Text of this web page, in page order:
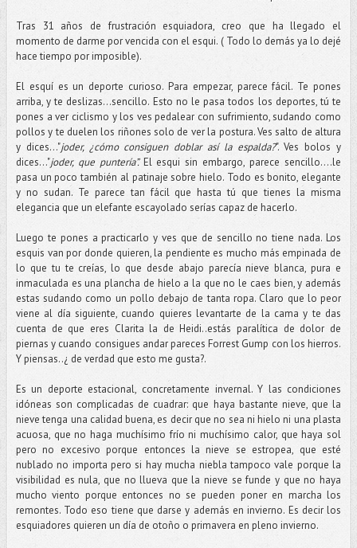
Tras 31 años de frustración esquiadora, creo que ha llegado el
momento de darme por vencida con el esqui. ( Todo lo demás ya lo dejé
hace tiempo por imposible).
El esquí es un deporte curioso. Para empezar, parece fácil. Te pones
arriba, y te deslizas…sencillo. Esto no le pasa todos los deportes, tú te
pones a ver ciclismo y los ves pedalear con sufrimiento, sudando como
pollos y te duelen los riñones solo de ver la postura. Ves salto de altura
y dices…"joder, ¿cómo consiguen doblar así la espalda?". Ves bolos y
dices…"joder, que puntería”. El esqui sin embargo, parece sencillo….le
pasa un poco también al patinaje sobre hielo. Todo es bonito, elegante
y no sudan. Te parece tan fácil que hasta tú que tienes la misma
elegancia que un elefante escayolado serías capaz de hacerlo.
Luego te pones a practicarlo y ves que de sencillo no tiene nada. Los
esquis van por donde quieren, la pendiente es mucho más empinada de
lo que tu te creías, lo que desde abajo parecía nieve blanca, pura e
inmaculada es una plancha de hielo a la que no le caes bien, y además
estas sudando como un pollo debajo de tanta ropa. Claro que lo peor
viene al día siguiente, cuando quieres levantarte de la cama y te das
cuenta de que eres Clarita la de Heidi..estás paralítica de dolor de
piernas y cuando consigues andar pareces Forrest Gump con los hierros.
Y piensas..¿ de verdad que esto me gusta?.
Es un deporte estacional, concretamente invernal. Y las condiciones
idóneas son complicadas de cuadrar: que haya bastante nieve, que la
nieve tenga una calidad buena, es decir que no sea ni hielo ni una plasta
acuosa, que no haga muchísimo frío ni muchísimo calor, que haya sol
pero no excesivo porque entonces la nieve se estropea, que esté
nublado no importa pero si hay mucha niebla tampoco vale porque la
visibilidad es nula, que no llueva que la nieve se funde y que no haya
mucho viento porque entonces no se pueden poner en marcha los
remontes. Todo eso tiene que darse y además en invierno. Es decir los
esquiadores quieren un día de otoño o primavera en pleno invierno.